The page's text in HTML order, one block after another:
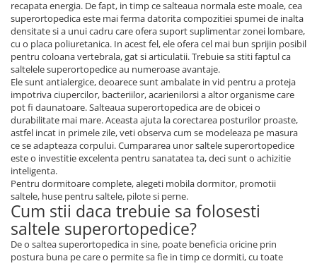
recapata energia. De fapt, in timp ce salteaua normala este moale, cea
superortopedica este mai ferma datorita compozitiei spumei de inalta
densitate si a unui cadru care ofera suport suplimentar zonei lombare,
cu o placa poliuretanica. In acest fel, ele ofera cel mai bun sprijin posibil
pentru coloana vertebrala, gat si articulatii. Trebuie sa stiti faptul ca
saltelele superortopedice au numeroase avantaje.
Ele sunt antialergice, deoarece sunt ambalate in vid pentru a proteja
impotriva ciupercilor, bacteriilor, acarienilorsi a altor organisme care
pot fi daunatoare. Salteaua superortopedica are de obicei o
durabilitate mai mare. Aceasta ajuta la corectarea posturilor proaste,
astfel incat in primele zile, veti observa cum se modeleaza pe masura
ce se adapteaza corpului. Cumpararea unor saltele superortopedice
este o investitie excelenta pentru sanatatea ta, deci sunt o achizitie
inteligenta.
Pentru dormitoare complete, alegeti mobila dormitor, promotii
saltele, huse pentru saltele, pilote si perne.
Cum stii daca trebuie sa folosesti
saltele superortopedice?
De o saltea superortopedica in sine, poate beneficia oricine prin
postura buna pe care o permite sa fie in timp ce dormiti, cu toate